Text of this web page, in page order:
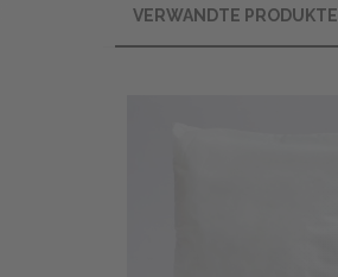
VERWANDTE PRODUKTE